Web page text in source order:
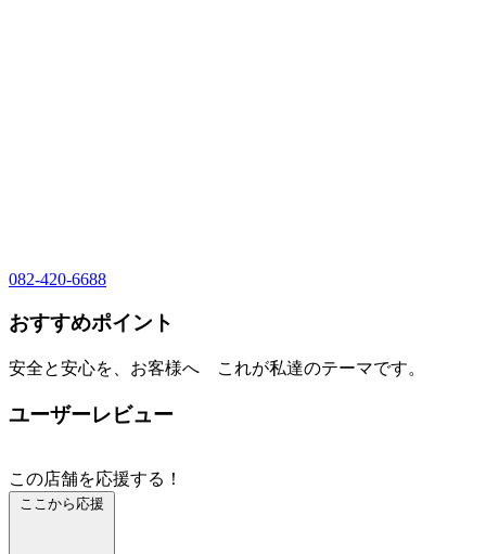
082-420-6688
おすすめポイント
安全と安心を、お客様へ これが私達のテーマです。
ユーザーレビュー
この店舗を応援する！
ここから応援